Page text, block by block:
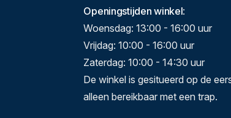
Openingstijden winkel:
Woensdag: 13:00 - 16:00 uur
Vrijdag: 10:00 - 16:00 uur
Zaterdag: 10:00 - 14:30 uur
De winkel is gesitueerd op de
alleen bereikbaar met een trap.